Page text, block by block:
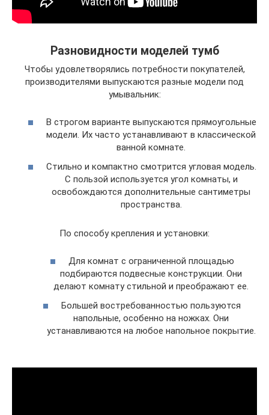
Разновидности моделей тумб
Чтобы удовлетворялись потребности покупателей,
производителями выпускаются разные модели под
умывальник:
В строгом варианте выпускаются прямоугольные
модели. Их часто устанавливают в классической
ванной комнате.
Стильно и компактно смотрится угловая модель.
С пользой используется угол комнаты, и
освобождаются дополнительные сантиметры
пространства.
По способу крепления и установки:
Для комнат с ограниченной площадью
подбираются подвесные конструкции. Они
делают комнату стильной и преображают ее.
Большей востребованностью пользуются
напольные, особенно на ножках. Они
устанавливаются на любое напольное покрытие.